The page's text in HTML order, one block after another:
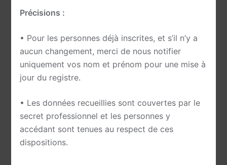
Précisions :
• Pour les personnes déjà inscrites, et s’il n’y a
aucun changement, merci de nous notifier
uniquement vos nom et prénom pour une mise à
jour du registre.
• Les données recueillies sont couvertes par le
secret professionnel et les personnes y
accédant sont tenues au respect de ces
dispositions.